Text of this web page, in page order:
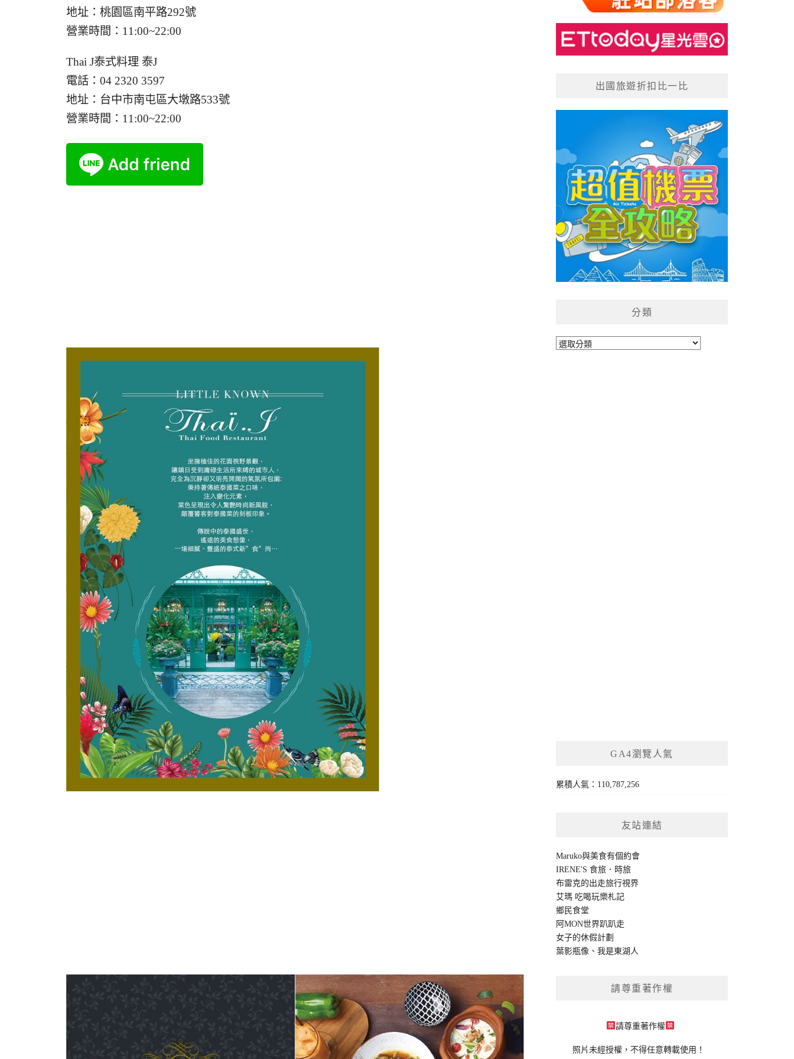
地址：桃園區南平路292號
營業時間：11:00~22:00
Thai J泰式料理 泰J
電話：04 2320 3597
地址：台中市南屯區大墩路533號
營業時間：11:00~22:00
出國旅遊折扣比一比
分類
分
GA4瀏覽人氣
累積人氣：110,787,256
友站連結
Maruko與美食有個約會
IRENE'S 食旅．時旅
布雷克的出走旅行視界
艾瑪 吃喝玩樂札記
鄉民食堂
阿MON世界趴趴走
女子的休假計劃
葉影瓶像 、我是東湖人
請尊重著作權
請尊重著作權
照片未經授權，不得任意轉載使用！